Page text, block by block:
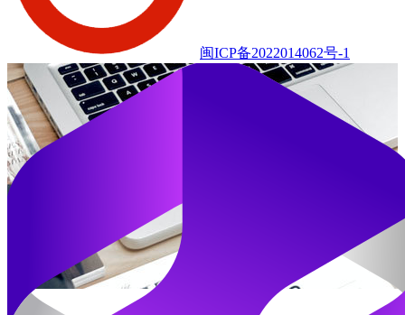
闽ICP备2022014062号-1